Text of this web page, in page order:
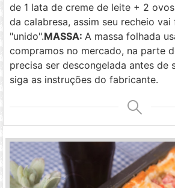
de 1 lata de creme de leite + 2
da calabresa, assim seu recheio vai
"unido".MASSA:A massa folhada
compramos no mercado, na parte
precisa ser descongelada antes de
siga as instruções do fabricante.